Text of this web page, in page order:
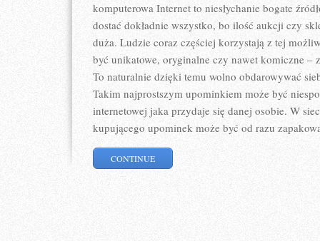
komputerowa Internet to niesłychanie bogate
dostać dokładnie wszystko, bo ilość aukcji czy
duża. Ludzie coraz częściej korzystają z tej
być unikatowe, oryginalne czy nawet komiczne –
To naturalnie dzięki temu wolno obdarowywać
Takim najprostszym upominkiem może być
internetowej jaka przydaje się danej osobie. W
kupującego upominek może być od razu
CONTINUE